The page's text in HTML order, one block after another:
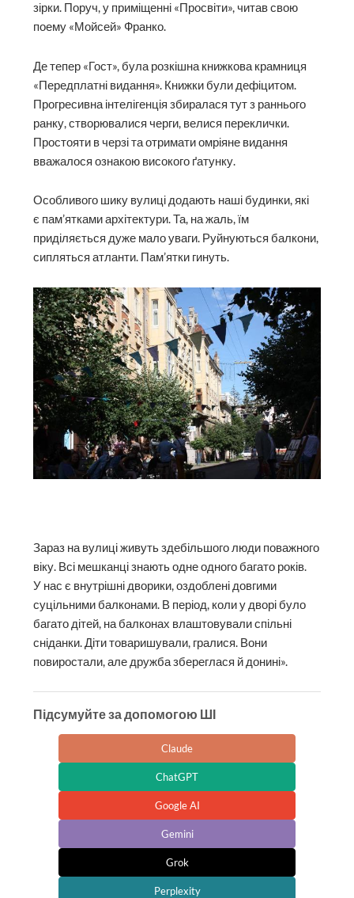
зірки. Поруч, у приміщенні «Просвіти», читав свою
поему «Мойсей» Франко.
Де тепер «Гост», була розкішна книжкова крамниця
«Передплатні видання». Книжки були дефіцитом.
Прогресивна інтелігенція збиралася тут з раннього
ранку, створювалися черги, велися переклички.
Простояти в черзі та отримати омріяне видання
вважалося ознакою високого ґатунку.
Особливого шику вулиці додають наші будинки, які
є пам’ятками архітектури. Та, на жаль, їм
приділяється дуже мало уваги. Руйнуються балкони,
сипляться атланти. Пам’ятки гинуть.
Зараз на вулиці живуть здебільшого люди поважного
віку. Всі мешканці знають одне одного багато років.
У нас є внутрішні дворики, оздоблені довгими
суцільними балконами. В період, коли у дворі було
багато дітей, на балконах влаштовували спільні
сніданки. Діти товаришували, гралися. Вони
повиростали, але дружба збереглася й донині».
Підсумуйте за допомогою ШІ
Claude
ChatGPT
Google AI
Gemini
Grok
Perplexity